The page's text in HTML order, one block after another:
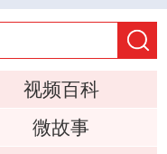
视频百科
微故事